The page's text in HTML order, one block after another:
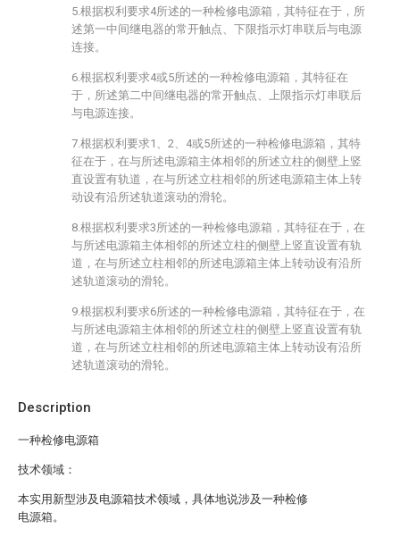
Description
一种检修电源箱
技术领域：
本实用新型涉及电源箱技术领域，具体地说涉及一种检修
电源箱。
5.根据权利要求4所述的一种检修电源箱，其特征在于，所
述第一中间继电器的常开触点、下限指示灯串联后与电源
连接。
6.根据权利要求4或5所述的一种检修电源箱，其特征在
于，所述第二中间继电器的常开触点、上限指示灯串联后
与电源连接。
7.根据权利要求1、2、4或5所述的一种检修电源箱，其特
征在于，在与所述电源箱主体相邻的所述立柱的侧壁上竖
直设置有轨道，在与所述立柱相邻的所述电源箱主体上转
动设有沿所述轨道滚动的滑轮。
8.根据权利要求3所述的一种检修电源箱，其特征在于，在
与所述电源箱主体相邻的所述立柱的侧壁上竖直设置有轨
道，在与所述立柱相邻的所述电源箱主体上转动设有沿所
述轨道滚动的滑轮。
9.根据权利要求6所述的一种检修电源箱，其特征在于，在
与所述电源箱主体相邻的所述立柱的侧壁上竖直设置有轨
道，在与所述立柱相邻的所述电源箱主体上转动设有沿所
述轨道滚动的滑轮。